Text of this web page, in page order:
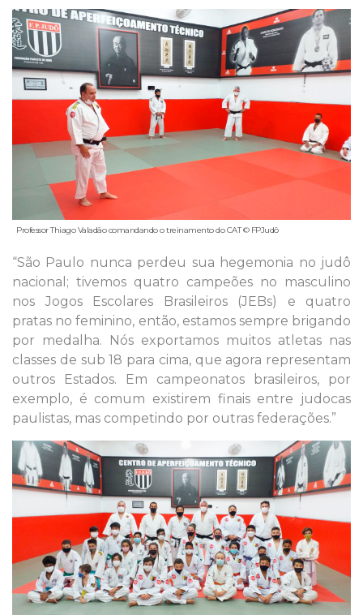
Professor Thiago Valadão comandando o treinamento do CAT © FPJudô
“São Paulo nunca perdeu sua hegemonia no judô
nacional; tivemos quatro campeões no masculino
nos Jogos Escolares Brasileiros (JEBs) e quatro
pratas no feminino, então, estamos sempre brigando
por medalha. Nós exportamos muitos atletas nas
classes de sub 18 para cima, que agora representam
outros Estados. Em campeonatos brasileiros, por
exemplo, é comum existirem finais entre judocas
paulistas, mas competindo por outras federações.”